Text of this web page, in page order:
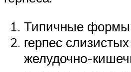
Типичные
герпес
желудочно-